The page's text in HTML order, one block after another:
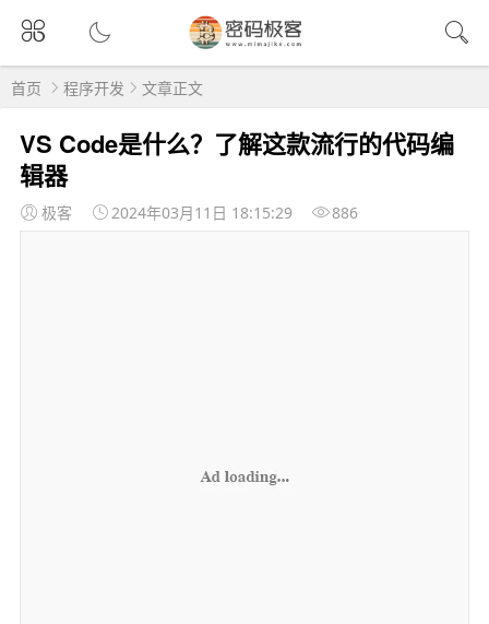
首页 程序开发 文章正文
VS Code是什么？了解这款流行的代码编
辑器
极客 2024年03月11日 18:15:29 886